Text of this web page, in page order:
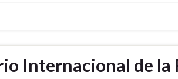
Internacional de la